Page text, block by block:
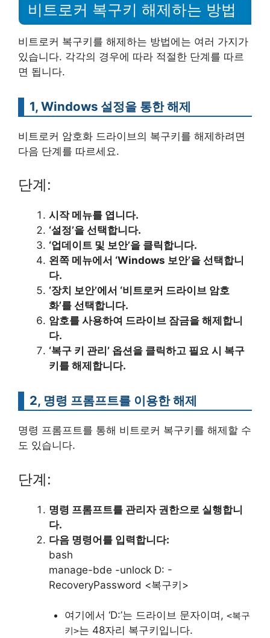
비트로커 복구키 해제하는 방법
비트로커 복구키를 해제하는 방법에는 여러 가지가
있습니다. 각각의 경우에 따라 적절한 단계를 따르
면 됩니다.
1, Windows 설정을 통한 해제
비트로커 암호화 드라이브의 복구키를 해제하려면
다음 단계를 따르세요.
단계:
시작 메뉴를 엽니다.
‘설정’을 선택합니다.
‘업데이트 및 보안’을 클릭합니다.
왼쪽 메뉴에서 ‘Windows 보안’을 선택합니
다.
‘장치 보안’에서 ‘비트로커 드라이브 암호
화’를 선택합니다.
암호를 사용하여 드라이브 잠금을 해제합니
다.
‘복구 키 관리’ 옵션을 클릭하고 필요 시 복구
키를 해제합니다.
2, 명령 프롬프트를 이용한 해제
명령 프롬프트를 통해 비트로커 복구키를 해제할 수
도 있습니다.
단계:
명령 프롬프트를 관리자 권한으로 실행합니
다.
다음 명령어를 입력합니다:
bash
manage-bde -unlock D: -
RecoveryPassword <복구키>
여기에서 ‘D:’는 드라이브 문자이며, <복구
키>는 48자리 복구키입니다.